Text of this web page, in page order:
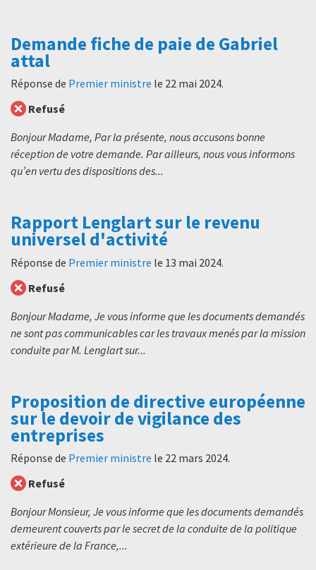
Demande fiche de paie de Gabriel
attal
Réponse de Premier ministre le 22 mai 2024.
Refusé
Bonjour Madame, Par la présente, nous accusons bonne
réception de votre demande. Par ailleurs, nous vous informons
qu’en vertu des dispositions des...
Rapport Lenglart sur le revenu
universel d'activité
Réponse de Premier ministre le 13 mai 2024.
Refusé
Bonjour Madame, Je vous informe que les documents demandés
ne sont pas communicables car les travaux menés par la mission
conduite par M. Lenglart sur...
Proposition de directive européenne
sur le devoir de vigilance des
entreprises
Réponse de Premier ministre le 22 mars 2024.
Refusé
Bonjour Monsieur, Je vous informe que les documents demandés
demeurent couverts par le secret de la conduite de la politique
extérieure de la France,...